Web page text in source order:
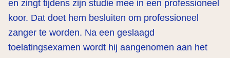
en zingt tijdens zijn studie mee in een professioneel
koor. Dat doet hem besluiten om professioneel
zanger te worden. Na een geslaagd
toelatingsexamen wordt hij aangenomen aan het